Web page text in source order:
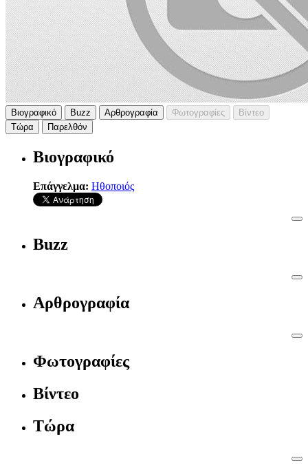
Βιογραφικό Buzz Αρθρογραφία Φωτογραφίες
Βίντεο
Τώρα
Παρελθόν
Βιογραφικό
Επάγγελμα: Ηθοποιός
Buzz
Αρθρογραφία
Φωτογραφίες
Βίντεο
Τώρα